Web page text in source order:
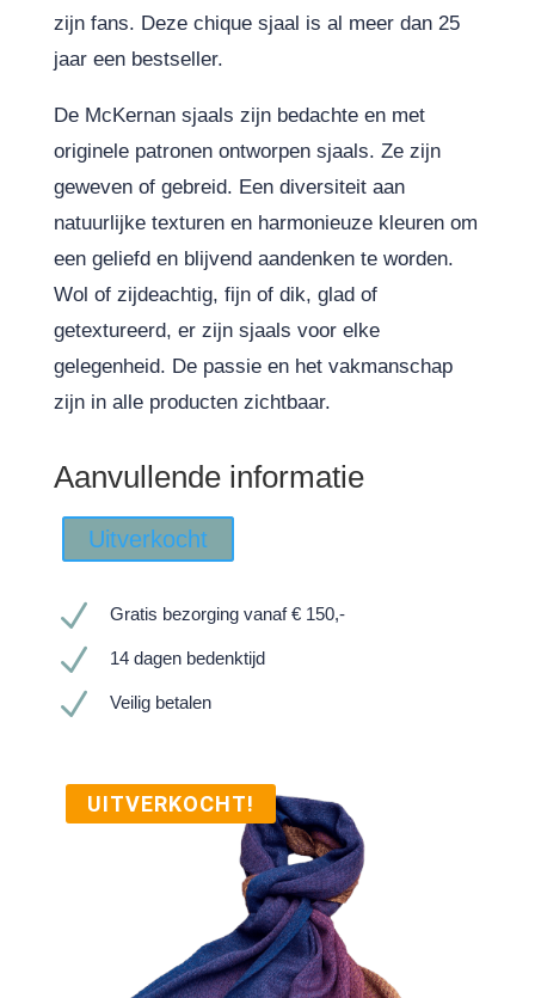
zijn fans. Deze chique sjaal is al meer dan 25
jaar een bestseller.
De McKernan sjaals zijn bedachte en met
originele patronen ontworpen sjaals. Ze zijn
geweven of gebreid. Een diversiteit aan
natuurlijke texturen en harmonieuze kleuren om
een geliefd en blijvend aandenken te worden.
Wol of zijdeachtig, fijn of dik, glad of
getextureerd, er zijn sjaals voor elke
gelegenheid. De passie en het vakmanschap
zijn in alle producten zichtbaar.
Aanvullende informatie
Uitverkocht
N Gratis bezorging vanaf € 150,-
N 14 dagen bedenktijd
N Veilig betalen
UITVERKOCHT!